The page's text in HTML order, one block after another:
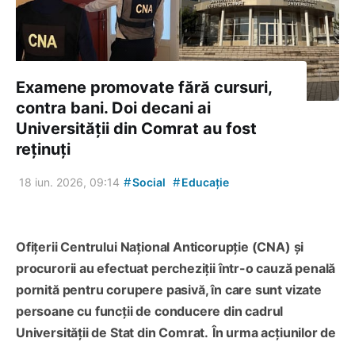
Examene promovate fără cursuri,
contra bani. Doi decani ai
Universității din Comrat au fost
reținuți
18 iun. 2026, 09:14 #Social #Educație
Ofițerii Centrului Național Anticorupție (CNA) și
procurorii au efectuat percheziții într-o cauză penală
pornită pentru corupere pasivă, în care sunt vizate
persoane cu funcții de conducere din cadrul
Universității de Stat din Comrat. În urma acțiunilor de